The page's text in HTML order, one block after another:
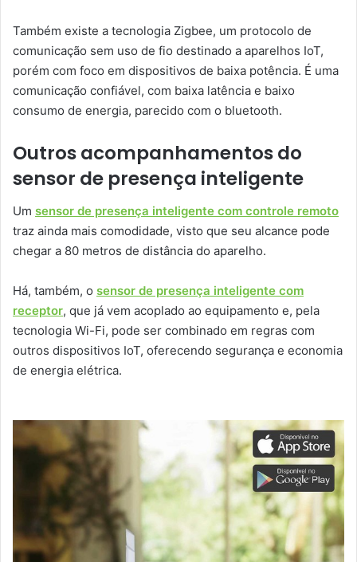
Também existe a tecnologia Zigbee, um protocolo de
comunicação sem uso de fio destinado a aparelhos IoT,
porém com foco em dispositivos de baixa potência. É uma
comunicação confiável, com baixa latência e baixo
consumo de energia, parecido com o bluetooth.
Outros acompanhamentos do
sensor de presença inteligente
Um sensor de presença inteligente com controle remoto
traz ainda mais comodidade, visto que seu alcance pode
chegar a 80 metros de distância do aparelho.
Há, também, o sensor de presença inteligente com
receptor, que já vem acoplado ao equipamento e, pela
tecnologia Wi-Fi, pode ser combinado em regras com
outros dispositivos IoT, oferecendo segurança e economia
de energia elétrica.